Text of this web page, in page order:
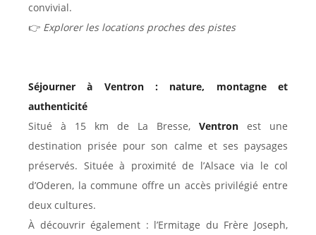
convivial.
👉 Explorer les locations proches des pistes
Séjourner à Ventron : nature, montagne et
authenticité
Situé à 15 km de La Bresse, Ventron est une
destination prisée pour son calme et ses paysages
préservés. Située à proximité de l’Alsace via le col
d’Oderen, la commune offre un accès privilégié entre
deux cultures.
À découvrir également : l’Ermitage du Frère Joseph,